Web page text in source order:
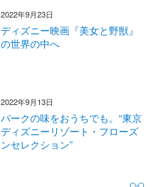
2022年9月23日
ディズニー映画『美女と野獣』
の世界の中へ
2022年9月13日
パークの味をおうちでも。“東京
ディズニーリゾート・フローズ
ンセレクション”